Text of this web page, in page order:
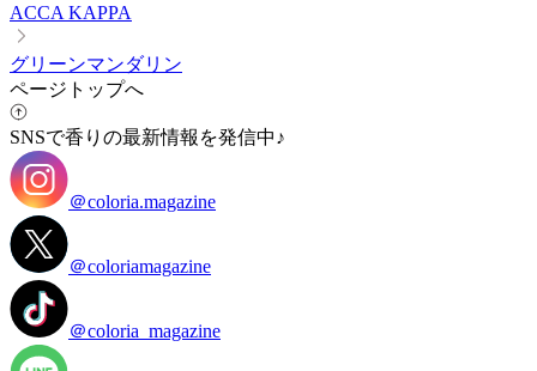
ACCA KAPPA
グリーンマンダリン
ページトップへ
SNSで香りの最新情報を発信中♪
＠coloria.magazine
＠coloriamagazine
＠coloria_magazine